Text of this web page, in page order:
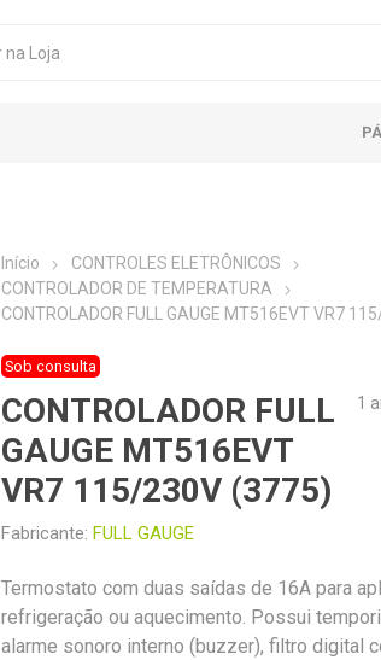
Início
CONTROLES ELETRÔNICOS
CONTROLADOR DE TEMPERATURA
CONTROLADOR FULL GAUGE MT516EVT VR7
Sob consulta
CONTROLADOR FULL
GAUGE MT516EVT
VR7 115/230V (3775)
Fabricante: FULL GAUGE
1
Termostato com duas saídas de 16A para
refrigeração ou aquecimento. Possui
alarme sonoro interno (buzzer), filtro digital